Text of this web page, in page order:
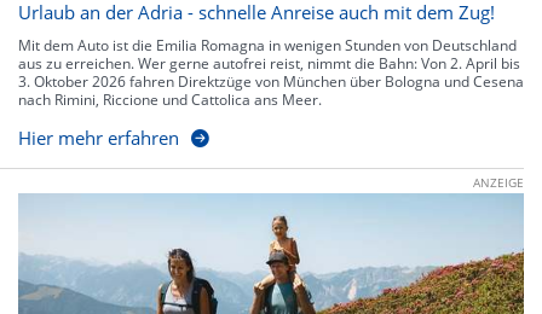
Urlaub an der Adria - schnelle Anreise auch mit dem Zug!
Mit dem Auto ist die Emilia Romagna in wenigen Stunden von Deutschland
aus zu erreichen. Wer gerne autofrei reist, nimmt die Bahn: Von 2. April bis
3. Oktober 2026 fahren Direktzüge von München über Bologna und Cesena
nach Rimini, Riccione und Cattolica ans Meer.
Hier mehr erfahren
ANZEIGE